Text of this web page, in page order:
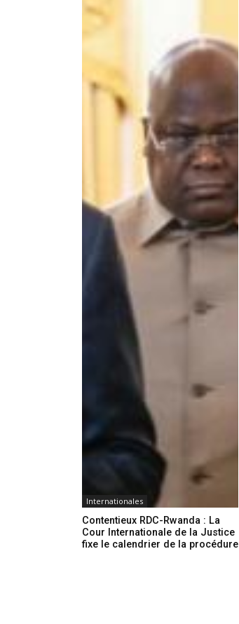
Internationales
Contentieux RDC-Rwanda : La
Cour Internationale de la Justice
fixe le calendrier de la procédure